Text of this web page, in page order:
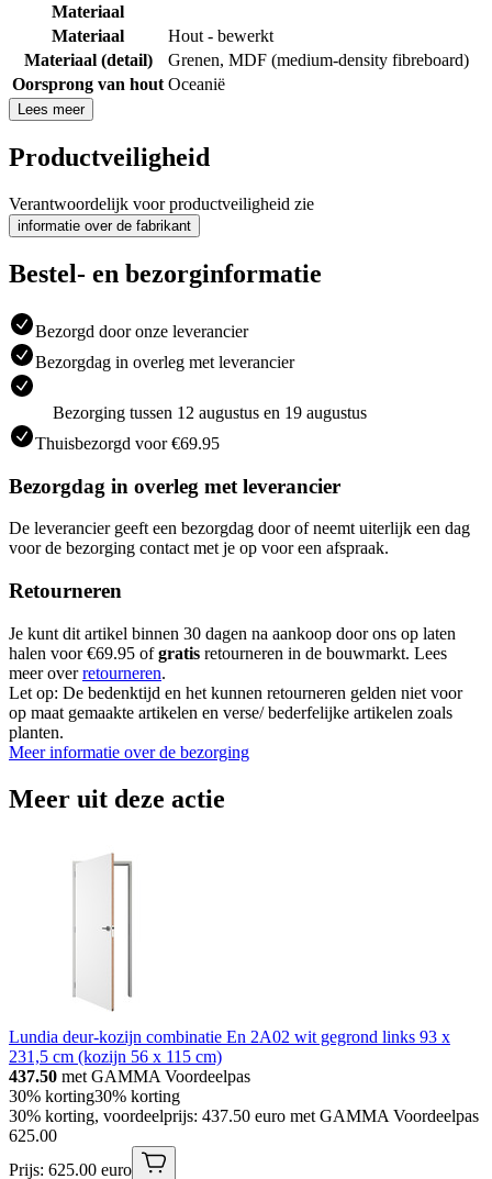
Materiaal
Materiaal
Hout - bewerkt
Materiaal (detail)
Grenen, MDF (medium-density fibreboard)
Oorsprong van hout Oceanië
Lees meer
Productveiligheid
Verantwoordelijk voor productveiligheid zie
informatie over de fabrikant
Bestel- en bezorginformatie
Bezorgd door onze leverancier
Bezorgdag in overleg met leverancier
Bezorging tussen 12 augustus en 19 augustus
Thuisbezorgd voor €69.95
Bezorgdag in overleg met leverancier
De leverancier geeft een bezorgdag door of neemt uiterlijk een dag
voor de bezorging contact met je op voor een afspraak.
Retourneren
Je kunt dit artikel binnen 30 dagen na aankoop door ons op laten
halen voor €69.95 ofgratis retourneren in de bouwmarkt. Lees
meer overretourneren.
Let op: De bedenktijd en het kunnen retourneren gelden niet voor
op maat gemaakte artikelen en verse/ bederfelijke artikelen zoals
planten.
Meer informatie over de bezorging
Meer uit deze actie
Lundia deur-kozijn combinatie En 2A02 wit gegrond links 93 x
231,5 cm (kozijn 56 x 115 cm)
437.50 met GAMMA Voordeelpas
30% korting30% korting
30% korting, voordeelprijs: 437.50 euro met GAMMA Voordeelpas
625.00
Prijs: 625.00 euro